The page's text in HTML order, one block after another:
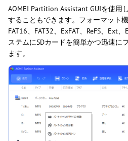
AOMEI Partition Assistant GUIを使用
することもできます。フォーマット機
FAT16、FAT32、ExFAT、ReFS、Ext
ステムにSDカードを簡単かつ迅速に
ます。